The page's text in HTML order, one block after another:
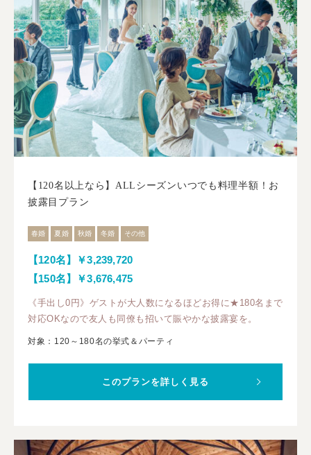
【120名以上なら】ALLシーズンいつでも料理半額！お
披露目プラン
春婚 夏婚 秋婚 冬婚 その他
【120名】￥3,239,720
【150名】￥3,676,475
《手出し0円》ゲストが大人数になるほどお得に★180名まで
対応OKなので友人も同僚も招いて賑やかな披露宴を。
対象：120～180名の挙式＆パーティ
このプランを詳しく見る